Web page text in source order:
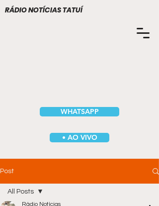
WHATSAPP
RÁDIO NOTÍCIAS TATUÍ
• AO VIVO
Post
All Posts
Rádio Notícias